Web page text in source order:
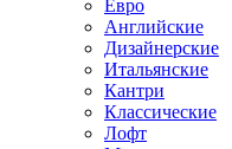
Евро
Английские
Дизайнерские
Итальянские
Кантри
Классические
Лофт